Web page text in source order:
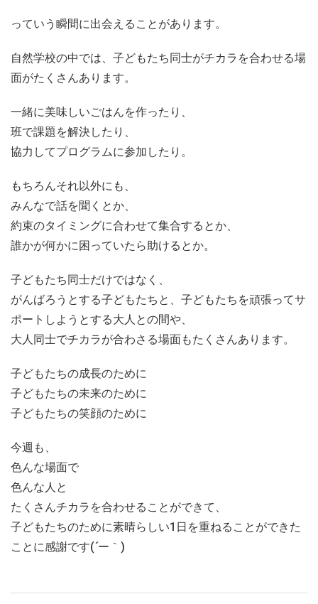
っていう瞬間に出会えることがあります。
自然学校の中では、子どもたち同士がチカラを合わせる場
面がたくさんあります。
一緒に美味しいごはんを作ったり、
班で課題を解決したり、
協力してプログラムに参加したり。
もちろんそれ以外にも、
みんなで話を聞くとか、
約束のタイミングに合わせて集合するとか、
誰かが何かに困っていたら助けるとか。
子どもたち同士だけではなく、
がんばろうとする子どもたちと、子どもたちを頑張ってサ
ポートしようとする大人との間や、
大人同士でチカラが合わさる場面もたくさんあります。
子どもたちの成長のために
子どもたちの未来のために
子どもたちの笑顔のために
今週も、
色んな場面で
色んな人と
たくさんチカラを合わせることができて、
子どもたちのために素晴らしい1日を重ねることができた
ことに感謝です(´ー｀)